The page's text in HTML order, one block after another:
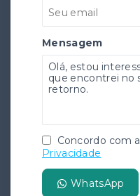
Mensagem
Concordo com a
Privacidade
WhatsApp